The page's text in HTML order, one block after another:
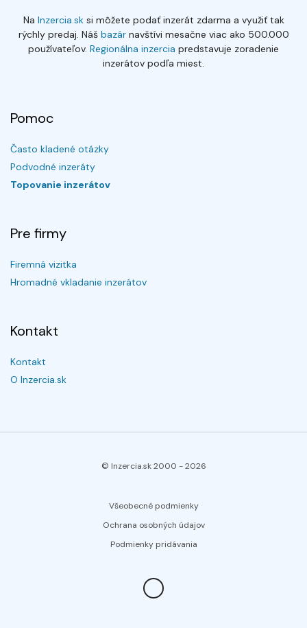
Na Inzercia.sksi môžete podať inzerát zdarma a využiť tak
rýchly predaj. Náš bazárnavštívi mesačne viac ako 500.000
používateľov. Regionálna inzercia predstavuje zoradenie
inzerátov podľa miest.
Pomoc
Často kladené otázky
Podvodné inzeráty
Topovanie inzerátov
Pre firmy
Firemná vizitka
Hromadné vkladanie inzerátov
Kontakt
Kontakt
O Inzercia.sk
© Inzercia.sk 2000 -2026
Všeobecné podmienky
Ochrana osobných údajov
Podmienky pridávania